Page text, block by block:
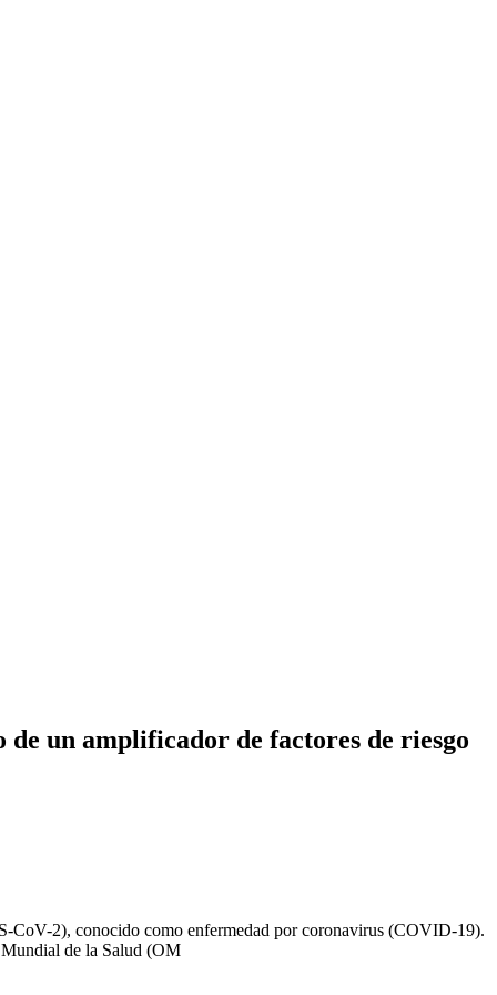
un amplificador de factores de riesgo
CoV-2), conocido como enfermedad por coronavirus (COVID-19).
Mundial de la Salud (OM